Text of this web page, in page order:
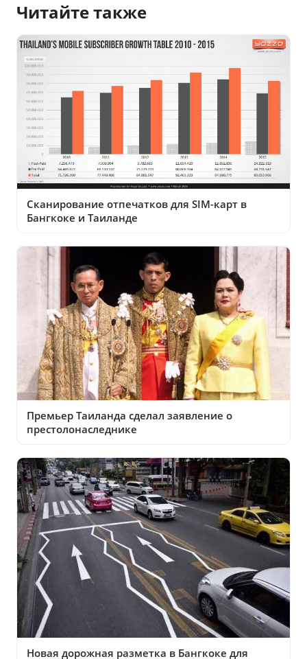
Читайте также
Сканирование отпечатков для SIM-карт в
Бангкоке и Таиланде
Премьер Таиланда сделал заявление о
престолонаследнике
Новая дорожная разметка в Бангкоке для